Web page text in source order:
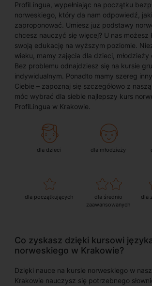
ProfiLingua, wypełniając na początku
norweskiego, który da nam odpowiedź,
zaproponować. Umiesz już podstawy
chcesz nauczyć się więcej? U nas możesz
swoją edukację na wyższym poziomie.
wieku, mamy zajęcia dla dzieci, młodzieży
Bez problemu odnajdziesz się na kursie
indywidualnym. Ponadto mamy szereg
Ciebie – zapoznaj się szczegółowo z
móc wybrać dla siebie najlepszy kurs
ProfiLingua w Krakowie.
dla dzieci dla młodzieży
dla początkujących
dla średnio
zaawansowanych
dla
Co zyskasz dzięki kursowi
norweskiego w Krakowie?
Dzięki nauce na kursie norweskiego w
Krakowie nauczysz się potrzebnego